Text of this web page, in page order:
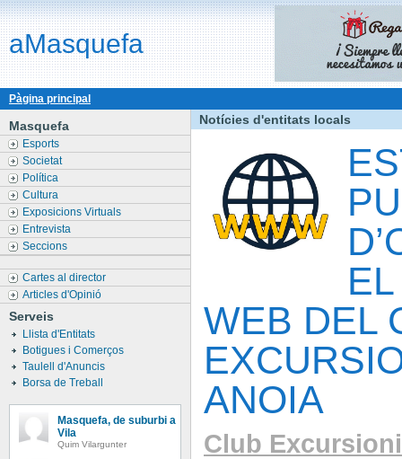
aMasquefa
Pàgina principal
Masquefa
Esports
Societat
Política
Cultura
Exposicions Virtuals
Entrevista
Seccions
Cartes al director
Articles d'Opinió
Serveis
Llista d'Entitats
Botigues i Comerços
Taulell d'Anuncis
Borsa de Treball
Masquefa, de suburbi a
Vila
Quim Vilargunter
Notícies d'entitats locals
WEB DEL
ANOIA
Club